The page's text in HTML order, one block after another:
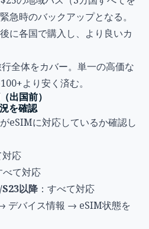
急時のバックアップとなる。
後に各国で購入し、より良いカ
行全体をカバー。単一の高価な
より安く済む。
出国前）
を確認
eSIMに対応しているか確認し
対応
べて対応
以降 ：すべて対応
デバイス情報 → eSIM状態を